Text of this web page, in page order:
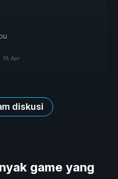
18 Apr
diskusi
game yang